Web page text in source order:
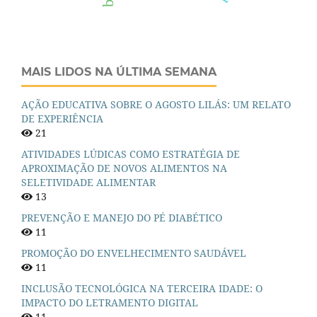
MAIS LIDOS NA ÚLTIMA SEMANA
AÇÃO EDUCATIVA SOBRE O AGOSTO LILÁS: UM RELATO
DE EXPERIÊNCIA
21
ATIVIDADES LÚDICAS COMO ESTRATÉGIA DE
APROXIMAÇÃO DE NOVOS ALIMENTOS NA
SELETIVIDADE ALIMENTAR
13
PREVENÇÃO E MANEJO DO PÉ DIABÉTICO
11
PROMOÇÃO DO ENVELHECIMENTO SAUDÁVEL
11
INCLUSÃO TECNOLÓGICA NA TERCEIRA IDADE: O
IMPACTO DO LETRAMENTO DIGITAL